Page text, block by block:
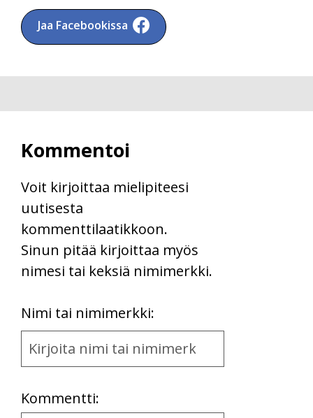
Jaa Facebookissa
Kommentoi
Voit kirjoittaa mielipiteesi
uutisesta
kommenttilaatikkoon.
Sinun pitää kirjoittaa myös
nimesi tai keksiä nimimerkki.
Nimi tai nimimerkki:
Name
and
Kommentti: